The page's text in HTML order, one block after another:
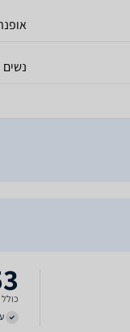
נשים
כולל
עד